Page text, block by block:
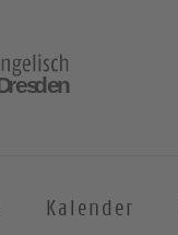
Kalender